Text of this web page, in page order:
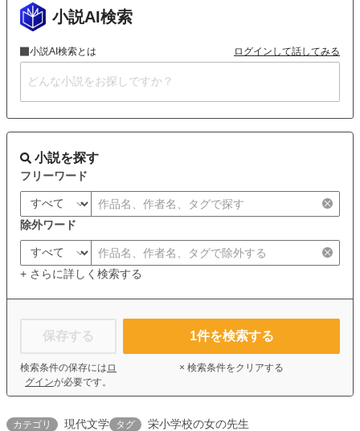
小説AI検索
小説AI検索とは ログインして話してみる
小説を探す
フリーワード
除外ワード
+ さらに詳しく検索する
保存する
検索条件の保存には ロ
グインが必要です。
1件を検索する
× 検索条件をクリアする
カテゴリ 現代文学 タグ 栄小学校の女の先生